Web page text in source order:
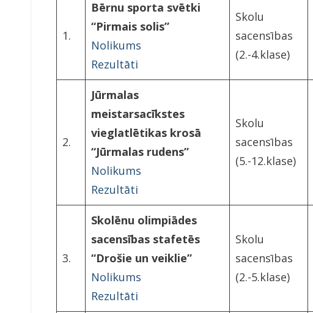
1.
Bērnu sporta svētki
“Pirmais solis”
Nolikums
Rezultāti
Skolu
sacensības
(2.-4.klase)
2.
Jūrmalas
meistarsacīkstes
vieglatlētikas krosā
“Jūrmalas rudens”
Nolikums
Rezultāti
Skolu
sacensības
(5.-12.klase)
3.
Skolēnu olimpiādes
sacensības stafetēs
“Drošie un veiklie”
Nolikums
Rezultāti
Skolu
sacensības
(2.-5.klase)